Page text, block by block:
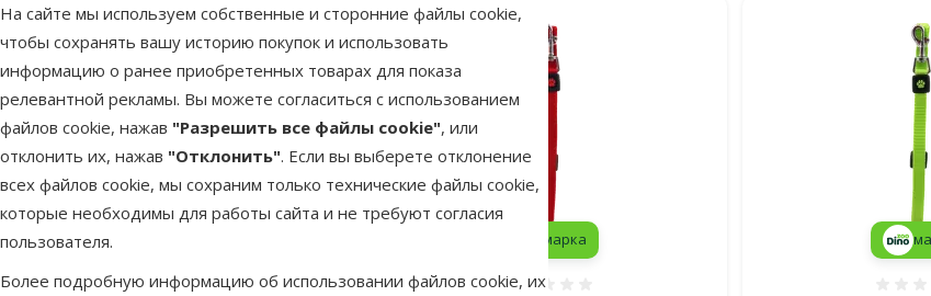
На сайте мы используем собственные и сторонние файлы cookie,
чтобы сохранять вашу историю покупок и использовать
информацию о ранее приобретенных товарах для показа
релевантной рекламы. Вы можете согласиться с использованием
файлов cookie, нажав "Разрешить все файлы cookie", или
отклонить их, нажав "Отклонить". Если вы выберете отклонение
всех файлов cookie, мы сохраним только технические файлы cookie,
которые необходимы для работы сайта и не требуют согласия
пользователя.
Более подробную информацию об использовании файлов cookie, их
Большая
76
Гигантская
Материал
Металл
3
Нейлон
95
Пластмасса
марка